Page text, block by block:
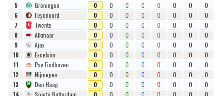
5
Gröningen 0 0 0 0 0 0 0
0
6
Feyenoord 0 0 0 0 0 0 0
0
7
Twente 0 0 0 0 0 0 0
0
8
Alkmaar 0 0 0 0 0 0 0
0
9
Ajax 0 0 0 0 0 0 0
0
10
Excelsior 0 0 0 0 0 0 0
0
11
Psv Eindhoven 0 0 0 0 0 0 0
0
12
Nijmegen 0 0 0 0 0 0 0
0
13
Den Haag 0 0 0 0 0 0 0
0
14
Sparta Rotterdam 0 0 0 0 0 0 0
0